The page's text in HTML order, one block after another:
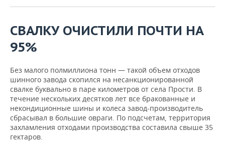
ВОДНЫЕ ВИДЫ СПОРТА
ОБРАЗОВАНИЕ
СВАЛКУ ОЧИСТИЛИ ПОЧТИ НА
95%
Без малого полмиллиона тонн — такой объем отходов
шинного завода скопился на несанкционированной
свалке буквально в паре километров от села Прости. В
течение нескольких десятков лет все бракованные и
некондиционные шины и колеса завод-производитель
сбрасывал в большие овраги. По подсчетам, территория
захламления отходами производства составила свыше 35
гектаров.